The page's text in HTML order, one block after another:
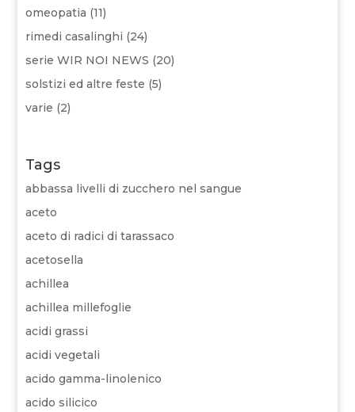
omeopatia (11)
rimedi casalinghi (24)
serie WIR NOI NEWS (20)
solstizi ed altre feste (5)
varie (2)
Tags
abbassa livelli di zucchero nel sangue
aceto
aceto di radici di tarassaco
acetosella
achillea
achillea millefoglie
acidi grassi
acidi vegetali
acido gamma-linolenico
acido silicico